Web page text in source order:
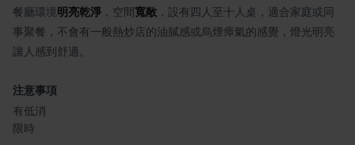
餐廳環境明亮乾淨 ，空間寬敞 ，設有四人至十人桌，適合家庭或同
事聚餐，不會有一般熱炒店的油膩感或烏煙瘴氣的感覺，燈光明亮
讓人感到舒適。
注意事項
有低消
限時